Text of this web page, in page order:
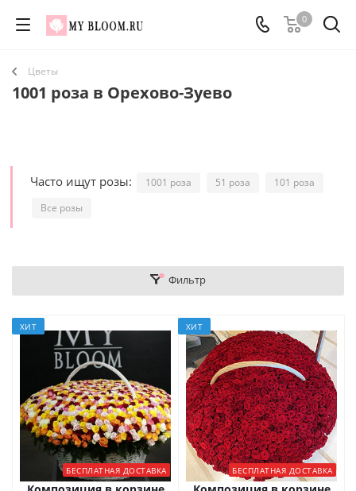
0
Цветы
1001 роза в Орехово-Зуево
Часто ищут розы: 1001 роза 51 роза
101 роза
Все розы
Фильтр
ХИТ
БЕСПЛАТНАЯ ДОСТАВКА
ХИТ
БЕСПЛАТНАЯ ДОСТАВКА